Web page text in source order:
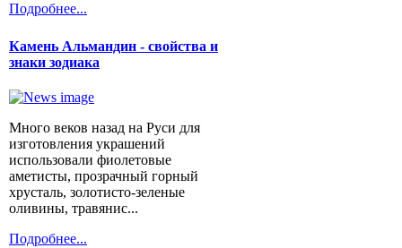
Подробнее...
Камень Альмандин - свойства и
знаки зодиака
Много веков назад на Руси для
изготовления украшений
использовали фиолетовые
аметисты, прозрачный горный
хрусталь, золотисто-зеленые
оливины, травянис...
Подробнее...